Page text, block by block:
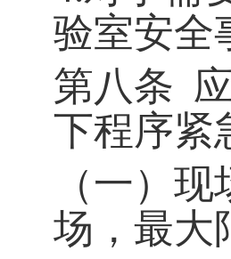
验室安全
第八条
下程序紧
（一）
场，最大